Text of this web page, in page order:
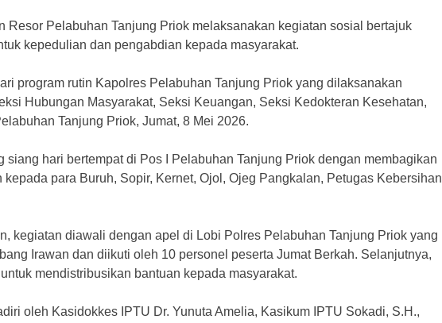
Resor Pelabuhan Tanjung Priok melaksanakan kegiatan sosial bertajuk
kepedulian dan pengabdian kepada masyarakat.
program rutin Kapolres Pelabuhan Tanjung Priok yang dilaksanakan
Hubungan Masyarakat, Seksi Keuangan, Seksi Kedokteran Kesehatan,
Tanjung Priok, Jumat, 8 Mei 2026.
siang hari bertempat di Pos I Pelabuhan Tanjung Priok dengan membagikan
para Buruh, Sopir, Kernet, Ojol, Ojeg Pangkalan, Petugas Kebersihan
kegiatan diawali dengan apel di Lobi Polres Pelabuhan Tanjung Priok yang
Irawan dan diikuti oleh 10 personel peserta Jumat Berkah. Selanjutnya,
mendistribusikan bantuan kepada masyarakat.
oleh Kasidokkes IPTU Dr. Yunuta Amelia, Kasikum IPTU Sokadi, S.H.,